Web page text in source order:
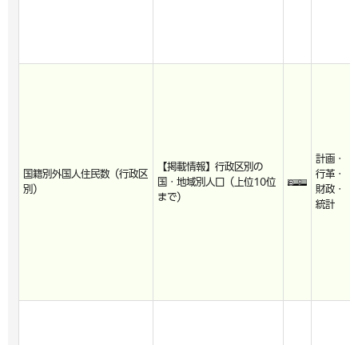
国籍別外国人住民数（行政区
別）
【掲載情報】行政区別の
国・地域別人口（上位10位
まで）
計画・
行革・
財政・
統計